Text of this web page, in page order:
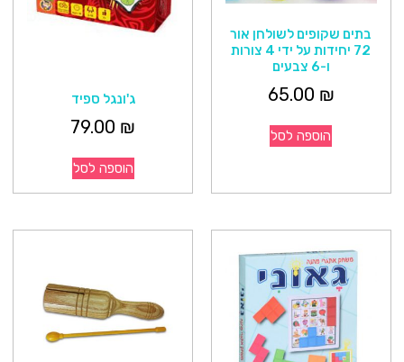
בתים שקופים לשולחן אור
72 יחידות על ידי 4 צורות
ו-6 צבעים
65.00 ₪
הוספה לסל
ג'ונגל ספיד
79.00 ₪
הוספה לסל